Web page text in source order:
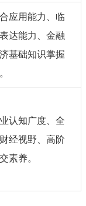
应用能力、临
达能力、金融
基础知识掌握
认知广度、全
经视野、高阶
素养。